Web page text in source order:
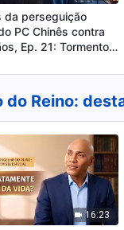
da perseguição
PC Chinês contra
Ep. 21: Tormento
das detentas
Reino:
16:23